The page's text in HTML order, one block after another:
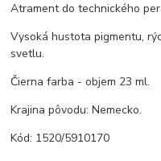
Atrament do technického
Vysoká hustota pigmentu,
svetlu.
Čierna farba - objem 23 ml.
Krajina pôvodu: Nemecko.
Kód: 1520/5910170